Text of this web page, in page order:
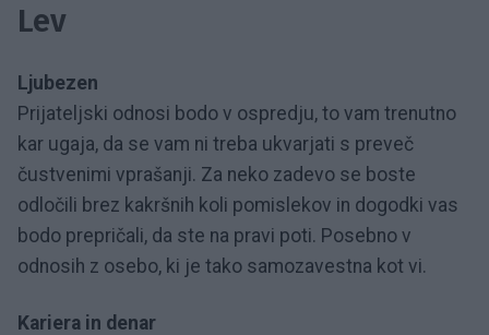
Lev
Ljubezen
Prijateljski odnosi bodo v ospredju, to vam trenutno
kar ugaja, da se vam ni treba ukvarjati s preveč
čustvenimi vprašanji. Za neko zadevo se boste
odločili brez kakršnih koli pomislekov in dogodki vas
bodo prepričali, da ste na pravi poti. Posebno v
odnosih z osebo, ki je tako samozavestna kot vi.
Kariera in denar